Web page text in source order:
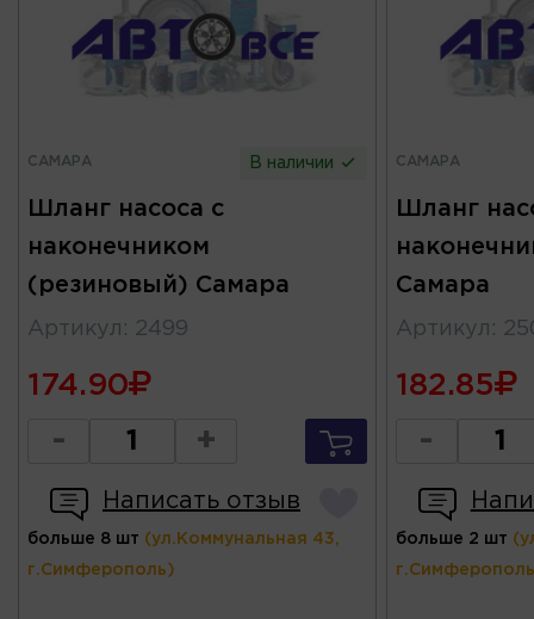
САМАРА В наличии
Шланг насоса с
наконечником
(резиновый) Самара
Артикул : 2499
174.90
- +
Написать отзыв
больше 8 шт (ул.Коммунальная 43,
г.Симферополь)
САМАРА
Шланг
Самара
Артикул :
182.85
-
больше 2 шт